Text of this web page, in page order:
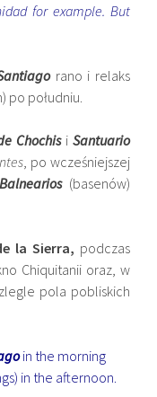
for example. But
rano i relaks
po południu.
Chochisi Santuario
, po wcześniejszej
Balnearios (basenów)
la Sierra, podczas
Chiquitanii oraz, w
pola pobliskich
in the morning
in the afternoon.